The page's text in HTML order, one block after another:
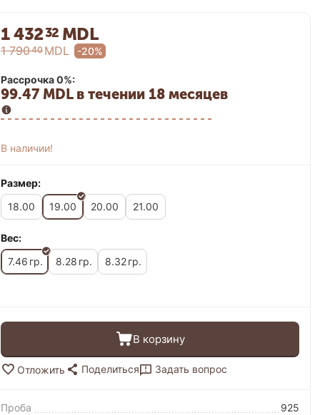
1 43232 MDL
1 79040 MDL -20%
Рассрочка 0%:
99.47 MDL в течении 18 месяцев
В наличии!
Размер:
18.00
19.00 20.00 21.00
Вес:
7.46 гр. 8.28 гр. 8.32гр.
В корзину
Отложить Поделиться Задать вопрос
Проба
925